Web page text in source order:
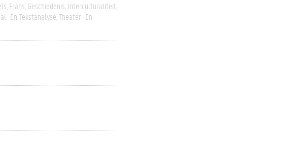
Frans Geschiedenis Interculturaliteit
En Tekstanalyse Theater- En